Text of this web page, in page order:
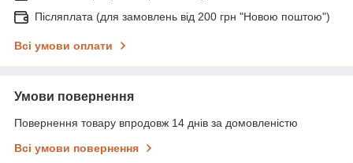
Післяплата (для замовлень від 200 грн "Новою поштою")
Всі умови оплати
Умови повернення
Повернення товару впродовж 14 днів за домовленістю
Всі умови повернення